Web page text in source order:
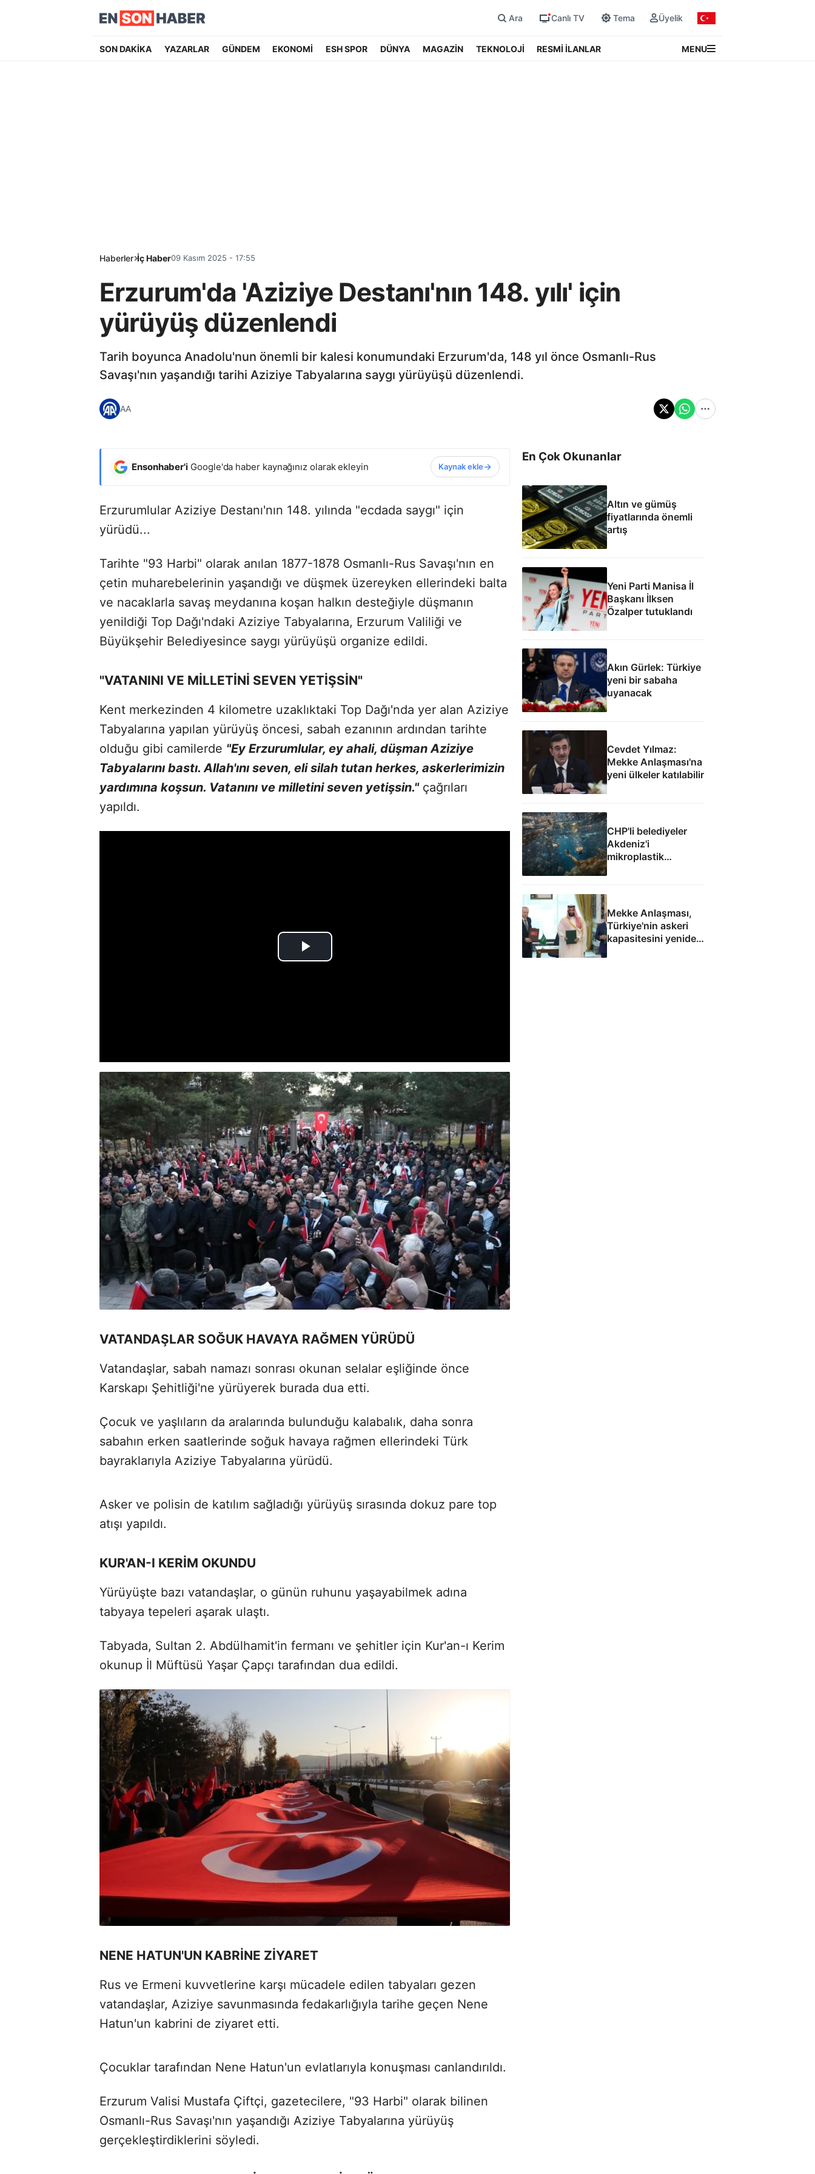
Ara Canlı TV Tema Üyelik
SON DAKİKA YAZARLAR GÜNDEM EKONOMİ ESH SPOR DÜNYA MAGAZİN TEKNOLOJİ RESMİ İLANLAR MENU
Haberler İç Haber09 Kasım 2025 - 17:55
Erzurum'da 'Aziziye Destanı'nın 148. yılı' için
yürüyüş düzenlendi
Tarih boyunca Anadolu'nun önemli bir kalesi konumundaki Erzurum'da, 148 yıl önce Osmanlı-Rus
Savaşı'nın yaşandığı tarihi Aziziye Tabyalarına saygı yürüyüşü düzenlendi.
AA
Ensonhaber'i Google'da haber kaynağınız olarak ekleyin Kaynak ekle
Erzurumlular Aziziye Destanı'nın 148. yılında "ecdada saygı" için
yürüdü...
Tarihte "93 Harbi" olarak anılan 1877-1878 Osmanlı-Rus Savaşı'nın en
çetin muharebelerinin yaşandığı ve düşmek üzereyken ellerindeki balta
ve nacaklarla savaş meydanına koşan halkın desteğiyle düşmanın
yenildiği Top Dağı'ndaki Aziziye Tabyalarına, Erzurum Valiliği ve
Büyükşehir Belediyesince saygı yürüyüşü organize edildi.
"VATANINI VE MİLLETİNİ SEVEN YETİŞSİN"
Kent merkezinden 4 kilometre uzaklıktaki Top Dağı'nda yer alan Aziziye
Tabyalarına yapılan yürüyüş öncesi, sabah ezanının ardından tarihte
olduğu gibi camilerde "Ey Erzurumlular, ey ahali, düşman Aziziye
Tabyalarını bastı. Allah'ını seven, eli silah tutan herkes, askerlerimizin
yardımına koşsun. Vatanını ve milletini seven yetişsin."çağrıları
yapıldı.
VATANDAŞLAR SOĞUK HAVAYA RAĞMEN YÜRÜDÜ
Vatandaşlar, sabah namazı sonrası okunan selalar eşliğinde önce
Karskapı Şehitliği'ne yürüyerek burada dua etti.
Çocuk ve yaşlıların da aralarında bulunduğu kalabalık, daha sonra
sabahın erken saatlerinde soğuk havaya rağmen ellerindeki Türk
bayraklarıyla Aziziye Tabyalarına yürüdü.
Asker ve polisin de katılım sağladığı yürüyüş sırasında dokuz pare top
atışı yapıldı.
KUR'AN-I KERİM OKUNDU
Yürüyüşte bazı vatandaşlar, o günün ruhunu yaşayabilmek adına
tabyaya tepeleri aşarak ulaştı.
Tabyada, Sultan 2. Abdülhamit'in fermanı ve şehitler için Kur'an-ı Kerim
okunup İl Müftüsü Yaşar Çapçı tarafından dua edildi.
NENE HATUN'UN KABRİNE ZİYARET
Rus ve Ermeni kuvvetlerine karşı mücadele edilen tabyaları gezen
vatandaşlar, Aziziye savunmasında fedakarlığıyla tarihe geçen Nene
Hatun'un kabrini de ziyaret etti.
Çocuklar tarafından Nene Hatun'un evlatlarıyla konuşması canlandırıldı.
Erzurum Valisi Mustafa Çiftçi, gazetecilere, "93 Harbi" olarak bilinen
Osmanlı-Rus Savaşı'nın yaşandığı Aziziye Tabyalarına yürüyüş
gerçekleştirdiklerini söyledi.
En Çok Okunanlar
Altın ve gümüş
fiyatlarında önemli
artış
Yeni Parti Manisa İl
Başkanı İlksen
Özalper tutuklandı
Akın Gürlek: Türkiye
yeni bir sabaha
uyanacak
Cevdet Yılmaz:
Mekke Anlaşması'na
yeni ülkeler katılabilir
CHP'li belediyeler
Akdeniz'i
mikroplastik
felaketine teslim etti
Mekke Anlaşması,
Türkiye'nin askeri
kapasitesini yeniden
uluslararası